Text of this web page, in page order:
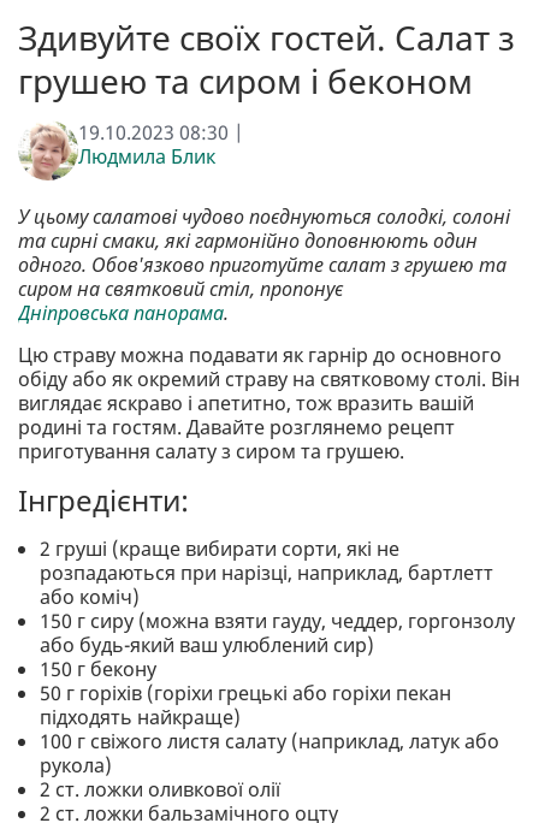
Здивуйте своїх гостей. Салат з
грушею та сиром і беконом
19.10.2023 08:30 |
Людмила Блик
У цьому салатові чудово поєднуються солодкі, солоні
та сирні смаки, які гармонійно доповнюють один
одного. Обов'язково приготуйте салат з грушею та
сиром на святковий стіл, пропонує
Дніпровська панорама.
Цю страву можна подавати як гарнір до основного
обіду або як окремий страву на святковому столі. Він
виглядає яскраво і апетитно, тож вразить вашій
родині та гостям. Давайте розглянемо рецепт
приготування салату з сиром та грушею.
Інгредієнти:
2 груші (краще вибирати сорти, які не
розпадаються при нарізці, наприклад, бартлетт
або коміч)
150 г сиру (можна взяти гауду, чеддер, горгонзолу
або будь-який ваш улюблений сир)
150 г бекону
50 г горіхів (горіхи грецькі або горіхи пекан
підходять найкраще)
100 г свіжого листя салату (наприклад, латук або
рукола)
2 ст. ложки оливкової олії
2 ст. ложки бальзамічного оцту